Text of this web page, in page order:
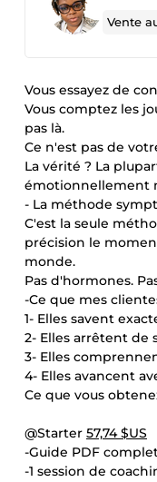
Vente
Vous essayez de
Vous comptez les
pas là.
Ce n'est pas de
La vérité ? La
émotionnellement
- La méthode
C'est la seule
précision le
monde.
Pas d'hormones.
-Ce que mes
1- Elles savent
2- Elles arrêtent de
3- Elles
4- Elles avancent
Ce que vous
@Starter 57,74 $US
-Guide PDF
-1 session de